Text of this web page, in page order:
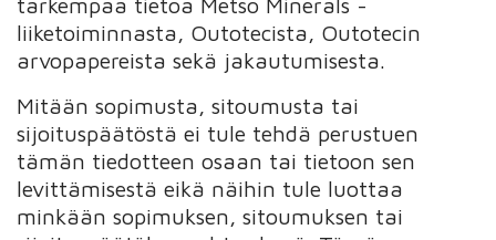
liiketoiminnasta, Outotecista, Outotecin
arvopapereista sekä jakautumisesta.
Mitään sopimusta, sitoumusta tai
sijoituspäätöstä ei tule tehdä perustuen
tämän tiedotteen osaan tai tietoon sen
levittämisestä eikä näihin tule luottaa
minkään sopimuksen, sitoumuksen tai